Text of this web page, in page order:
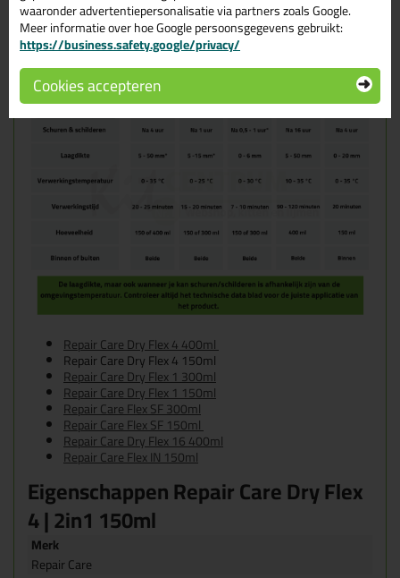
Repair Care Dry Flex 4 400ml
Repair Care Dry Flex 4 150ml
Repair Care Dry Flex 1 300ml
Repair Care Dry Flex 1 150ml
Repair Care Flex SF 300ml
Repair Care Flex SF 150ml
Repair Care Dry Flex 16 400ml
Repair Care Flex IN 150ml
Eigenschappen Repair Care Dry Flex
4 | 2in1 150ml
Merk
Repair Care
waaronder advertentiepersonalisatie via partners zoals Google.
Meer informatie over hoe Google persoonsgegevens gebruikt:
https://business.safety.google/privacy/
Cookies accepteren